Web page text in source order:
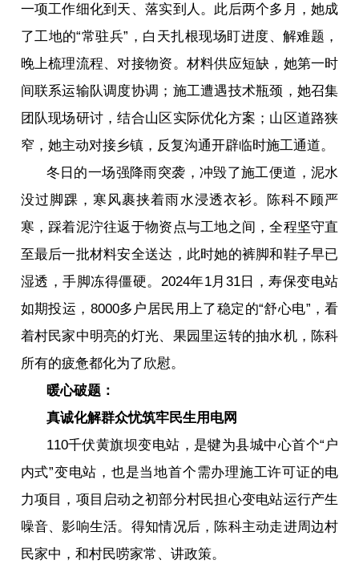
一项工作细化到天、落实到人。此后两个多月，她成
了工地的“常驻兵”，白天扎根现场盯进度、解难题，
晚上梳理流程、对接物资。材料供应短缺，她第一时
间联系运输队调度协调；施工遭遇技术瓶颈，她召集
团队现场研讨，结合山区实际优化方案；山区道路狭
窄，她主动对接乡镇，反复沟通开辟临时施工通道。
冬日的一场强降雨突袭，冲毁了施工便道，泥水
没过脚踝，寒风裹挟着雨水浸透衣衫。陈科不顾严
寒，踩着泥泞往返于物资点与工地之间，全程坚守直
至最后一批材料安全送达，此时她的裤脚和鞋子早已
湿透，手脚冻得僵硬。2024年1月31日，寿保变电站
如期投运，8000多户居民用上了稳定的“舒心电”，看
着村民家中明亮的灯光、果园里运转的抽水机，陈科
所有的疲惫都化为了欣慰。
暖心破题：
真诚化解群众忧筑牢民生用电网
110千伏黄旗坝变电站，是犍为县城中心首个“户
内式”变电站，也是当地首个需办理施工许可证的电
力项目，项目启动之初部分村民担心变电站运行产生
噪音、影响生活。得知情况后，陈科主动走进周边村
民家中，和村民唠家常、讲政策。